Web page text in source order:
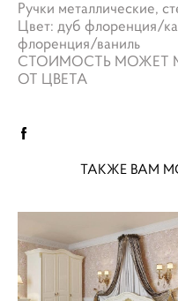
Ручки металлические,
Цвет: дуб флоренция/
флоренция/ваниль
СТОИМОСТЬ МОЖЕТ
ОТ ЦВЕТА
ТАКЖЕ ВАМ